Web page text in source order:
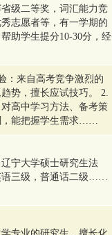
级二等奖，词汇能力竞
志愿者等，有一学期的
助学生提分10-30分，经
：来自高考竞争激烈的
势，擅长应试技巧。 2.
高中学习方法、备考策
，能把握学生需求……
宁大学硕士研究生法
语三级，普通话二级……